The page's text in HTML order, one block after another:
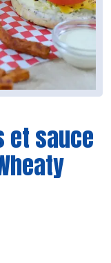
et sauce